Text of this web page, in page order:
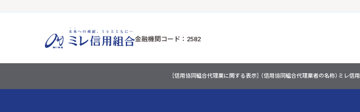
金融機関コード：2582
［信用協同組合代理業に関する表示］ （信用協同組合代理業者の名称）ミレ信